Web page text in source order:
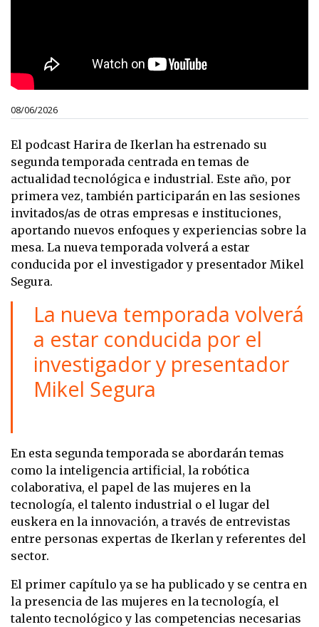
08/06/2026
El podcast Harira de Ikerlan ha estrenado su
segunda temporada centrada en temas de
actualidad tecnológica e industrial. Este año, por
primera vez, también participarán en las sesiones
invitados/as de otras empresas e instituciones,
aportando nuevos enfoques y experiencias sobre la
mesa. La nueva temporada volverá a estar
conducida por el investigador y presentador Mikel
Segura.
La nueva temporada volverá
a estar conducida por el
investigador y presentador
Mikel Segura
En esta segunda temporada se abordarán temas
como la inteligencia artificial, la robótica
colaborativa, el papel de las mujeres en la
tecnología, el talento industrial o el lugar del
euskera en la innovación, a través de entrevistas
entre personas expertas de Ikerlan y referentes del
sector.
El primer capítulo ya se ha publicado y se centra en
la presencia de las mujeres en la tecnología, el
talento tecnológico y las competencias necesarias